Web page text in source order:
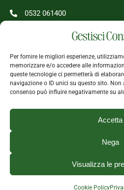
Gestisci
Per fornire le migliori esperienze,
memorizzare e/o accedere alle
queste tecnologie ci permetterà di
navigazione o ID unici su questo sito. Non
consenso può influire negativamente su
Accetta
Nega
Visualizza le
Cookie Policy
0532 061400
08 - 24 Tutti i giorni
Seguici